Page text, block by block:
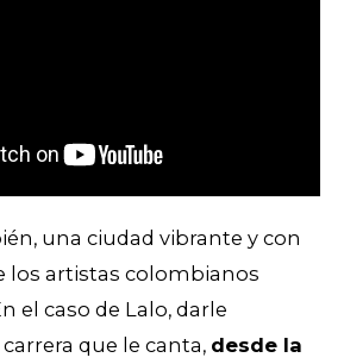
una ciudad vibrante y con
los artistas colombianos
el caso de Lalo, darle
que le canta, desde la